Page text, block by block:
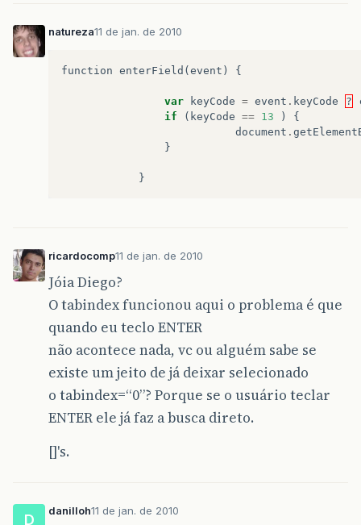
natureza11 de jan. de 2010
function enterField ( event ) {
var keyCode = event . keyCode ?
if
( keyCode == 13 )
{
document .
}
}
ricardocomp11 de jan. de 2010
Jóia Diego?
O tabindex funcionou aqui o problema é que
quando eu teclo ENTER
não acontece nada, vc ou alguém sabe se
existe um jeito de já deixar selecionado
o tabindex=“0”? Porque se o usuário teclar
ENTER ele já faz a busca direto.
[]'s.
D
danilloh11 de jan. de 2010